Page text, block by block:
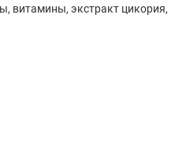
витамины, экстракт цикория,